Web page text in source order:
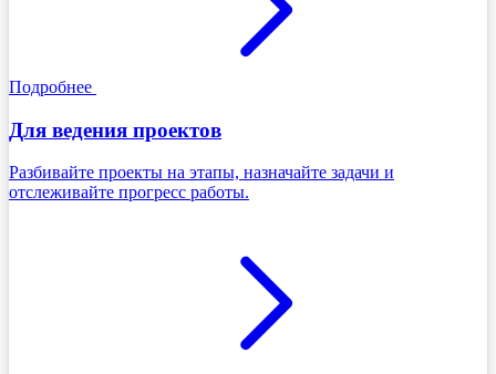
Подробнее
Для ведения проектов
Разбивайте проекты на этапы, назначайте задачи и
отслеживайте прогресс работы.